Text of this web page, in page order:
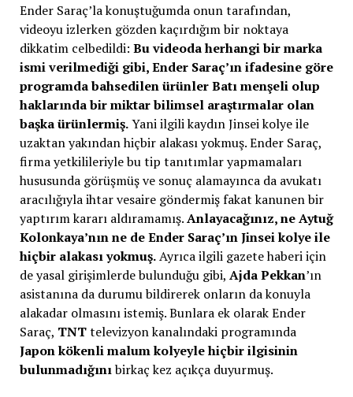
Ender Saraç’la konuştuğumda onun tarafından,
videoyu izlerken gözden kaçırdığım bir noktaya
dikkatim celbedildi: Bu videoda herhangi bir marka
ismi verilmediği gibi, Ender Saraç’ın ifadesine göre
programda bahsedilen ürünler Batı menşeli olup
haklarında bir miktar bilimsel araştırmalar olan
başka ürünlermiş.Yani ilgili kaydın Jinsei kolye ile
uzaktan yakından hiçbir alakası yokmuş. Ender Saraç,
firma yetkilileriyle bu tip tanıtımlar yapmamaları
hususunda görüşmüş ve sonuç alamayınca da avukatı
aracılığıyla ihtar vesaire göndermiş fakat kanunen bir
yaptırım kararı aldıramamış.Anlayacağınız, ne Aytuğ
Kolonkaya’nın ne de Ender Saraç’ın Jinsei kolye ile
hiçbir alakası yokmuş.Ayrıca ilgili gazete haberi için
de yasal girişimlerde bulunduğu gibi, Ajda Pekkan’ın
asistanına da durumu bildirerek onların da konuyla
alakadar olmasını istemiş. Bunlara ek olarak Ender
Saraç, TNTtelevizyon kanalındaki programında
Japon kökenli malum kolyeyle hiçbir ilgisinin
bulunmadığınıbirkaç kez açıkça duyurmuş.